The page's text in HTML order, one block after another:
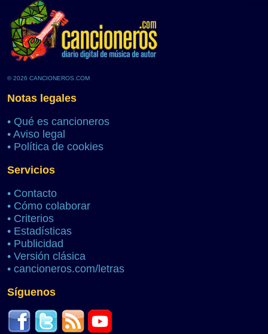
© 2026 CANCIONEROS.COM
Notas legales
• Qué es cancioneros
• Aviso legal
• Política de cookies
Servicios
• Contacto
• Cómo colaborar
• Criterios
• Estadísticas
• Publicidad
• Versión clásica
• cancioneros.com/letras
Síguenos